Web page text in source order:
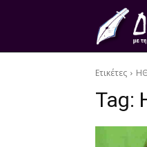
Ετικέτες
Tag: